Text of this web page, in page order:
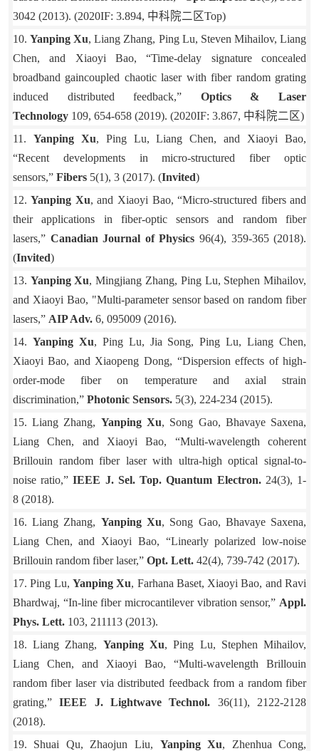
3042 (2013). (2020IF: 3.894, 中科院二区Top)
10.Yanping Xu, Liang Zhang, Ping Lu, Steven Mihailov, Liang
Chen, and Xiaoyi Bao, “Time-delay signature concealed
broadband gaincoupled chaotic laser with fiber random grating
induced distributed feedback,” Optics & Laser
Technology109, 654-658 (2019). (2020IF: 3.867, 中科院二区)
11. Yanping Xu, Ping Lu, Liang Chen, and Xiaoyi Bao,
“Recent developments in micro-structured fiber optic
sensors,” Fibers5(1), 3 (2017). (Invited)
12.Yanping Xu, and Xiaoyi Bao, “Micro-structured fibers and
their applications in fiber-optic sensors and random fiber
lasers,” Canadian Journal of Physics 96(4), 359-365 (2018).
(Invited)
13. Yanping Xu, Mingjiang Zhang, Ping Lu, Stephen Mihailov,
and Xiaoyi Bao, "Multi-parameter sensor based on random fiber
lasers,” AIP Adv.6, 095009 (2016).
14. Yanping Xu, Ping Lu, Jia Song, Ping Lu, Liang Chen,
Xiaoyi Bao, and Xiaopeng Dong, “Dispersion effects of high-
order-mode fiber on temperature and axial strain
discrimination,” Photonic Sensors.5(3), 224-234 (2015).
15. Liang Zhang, Yanping Xu, Song Gao, Bhavaye Saxena,
Liang Chen, and Xiaoyi Bao, “Multi-wavelength coherent
Brillouin random fiber laser with ultra-high optical signal-to-
noise ratio,”IEEE J. Sel. Top. Quantum Electron.24(3), 1-
8 (2018).
16. Liang Zhang, Yanping Xu, Song Gao, Bhavaye Saxena,
Liang Chen, and Xiaoyi Bao, “Linearly polarized low-noise
Brillouin random fiber laser,” Opt. Lett.42(4), 739-742 (2017).
17. Ping Lu, Yanping Xu, Farhana Baset, Xiaoyi Bao, and Ravi
Bhardwaj, “In-line fiber microcantilever vibration sensor,” Appl.
Phys. Lett.103, 211113 (2013).
18. Liang Zhang, Yanping Xu, Ping Lu, Stephen Mihailov,
Liang Chen, and Xiaoyi Bao, “Multi-wavelength Brillouin
random fiber laser via distributed feedback from a random fiber
grating,”IEEE J. Lightwave Technol. 36(11), 2122-2128
(2018).
19. Shuai Qu, Zhaojun Liu, Yanping Xu, Zhenhua Cong,